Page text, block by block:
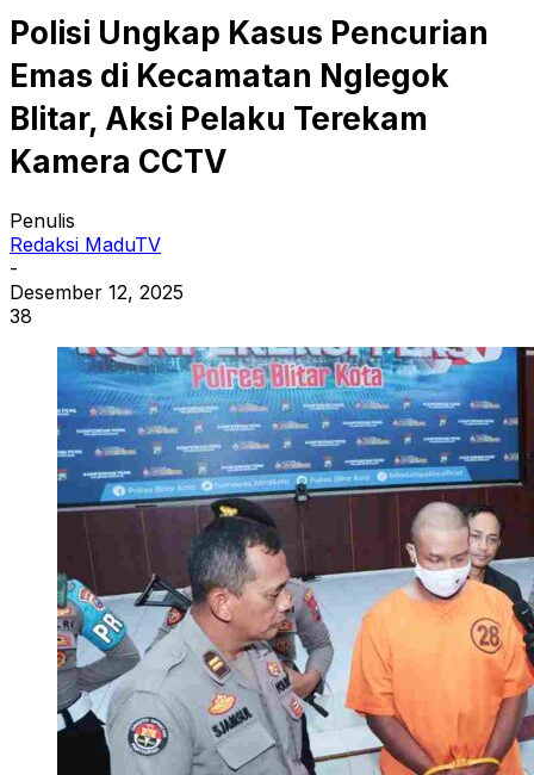
Polisi Ungkap Kasus Pencurian
Emas di Kecamatan Nglegok
Blitar, Aksi Pelaku Terekam
Kamera CCTV
Penulis
Redaksi MaduTV
-
Desember 12, 2025
38